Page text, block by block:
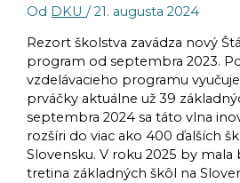
Od DKU/21. augusta 2024
Rezort školstva zavádza nový
program od septembra 2023.
vzdelávacieho programu
prváčky aktuálne už 39
septembra 2024 sa táto vlna
rozšíri do viac ako 400 ďalších
Slovensku. V roku 2025 by mala
tretina základných škôl na